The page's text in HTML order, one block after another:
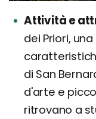
Attività e
dei Priori,
di San
d'arte e
ritrovano a